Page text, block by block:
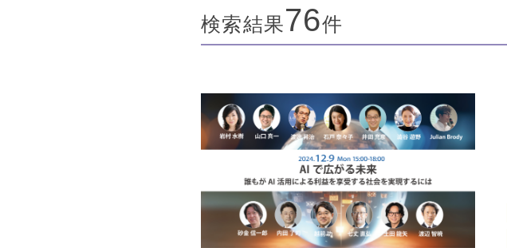
検索結果76件